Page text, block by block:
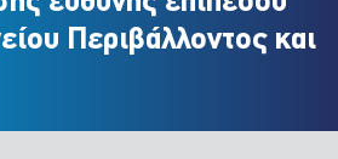
Περιβάλλοντος και